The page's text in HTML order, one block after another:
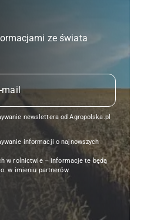
ze świata
newslettera od Agropolska.pl
informacji o najnowszych
w rolnictwie – informacje te będą
w imieniu partnerów.